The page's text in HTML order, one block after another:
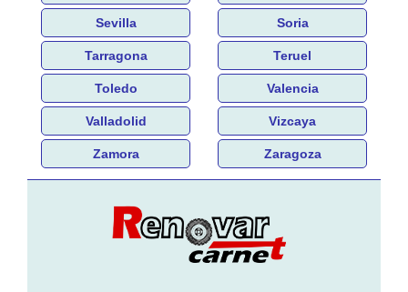
Sevilla Soria
Tarragona Teruel
Toledo Valencia
Valladolid Vizcaya
Zamora Zaragoza